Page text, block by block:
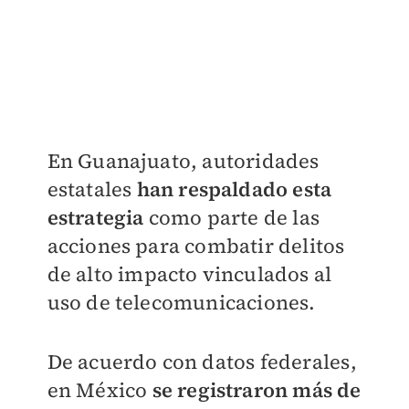
En Guanajuato, autoridades
estatales han respaldado esta
estrategia como parte de las
acciones para combatir delitos
de alto impacto vinculados al
uso de telecomunicaciones.
De acuerdo con datos federales,
en México se registraron más de